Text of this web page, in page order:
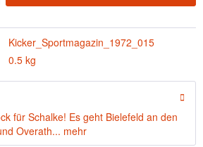
Kicker_Sportmagazin_1972_015
0.5 kg
für Schalke! Es geht Bielefeld an den
Overath... mehr